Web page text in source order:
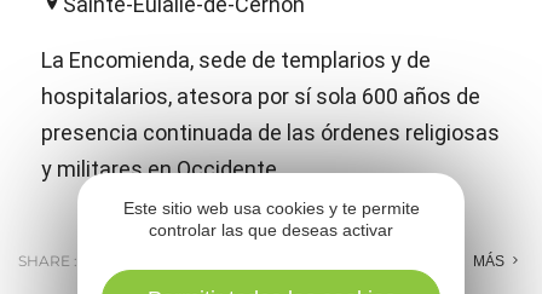
La Encomienda, sede de templarios y de
hospitalarios, atesora por sí sola 600 años de
presencia continuada de las órdenes religiosas
y militares en Occidente.
SHARE : MÁS
Este sitio web usa cookies y te permite
controlar las que deseas activar